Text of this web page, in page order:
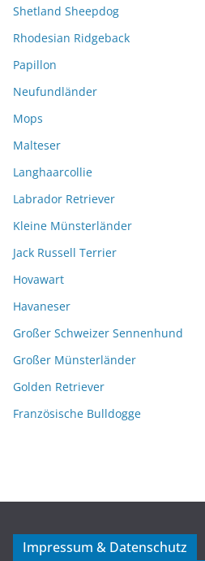
Shetland Sheepdog
Rhodesian Ridgeback
Papillon
Neufundländer
Mops
Malteser
Langhaarcollie
Labrador Retriever
Kleine Münsterländer
Jack Russell Terrier
Hovawart
Havaneser
Großer Schweizer Sennenhund
Großer Münsterländer
Golden Retriever
Französische Bulldogge
Impressum & Datenschutz